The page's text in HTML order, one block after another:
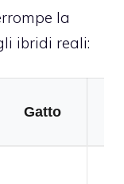
la
ibridi reali:
Gatto